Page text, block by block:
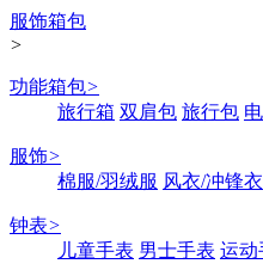
服饰箱包
>
功能箱包>
旅行箱 双肩包 旅行包
服饰>
棉服/羽绒服 风衣/冲锋衣
钟表>
儿童手表 男士手表 运动